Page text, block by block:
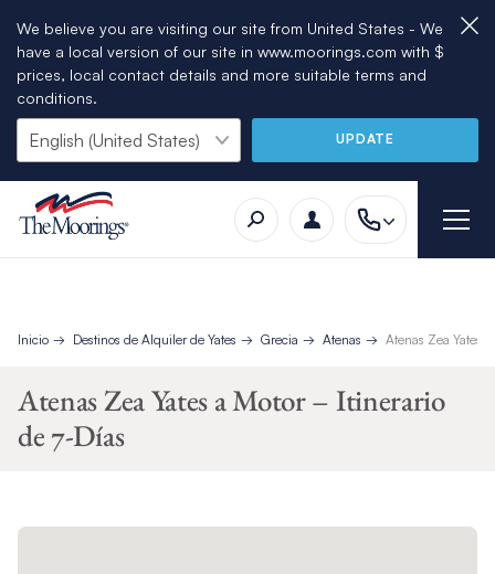
We believe you are visiting our site from United States - We
have a local version of our site in www.moorings.com with $
prices, local contact details and more suitable terms and
conditions.
UPDATE
Inicio Destinos de Alquiler de Yates Grecia Atenas Atenas Zea Yates
Atenas Zea Yates a Motor – Itinerario
de 7-Días